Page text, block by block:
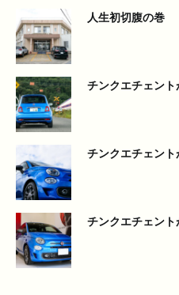
人生初切腹の巻
チンクエチェント
チンクエチェント
チンクエチェント